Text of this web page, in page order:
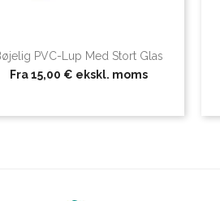
PVC-Lup Med Stort Glas
Fra15,00 € ekskl. moms